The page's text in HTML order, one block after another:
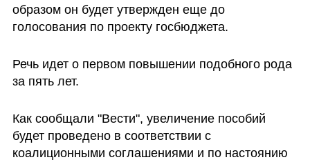
образом он будет утвержден еще до
голосования по проекту госбюджета.
Речь идет о первом повышении подобного рода
за пять лет.
Как сообщали "Вести", увеличение пособий
будет проведено в соответствии с
коалиционными соглашениями и по настоянию